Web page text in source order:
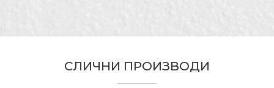
Димензија
166mm
СЛИЧНИ ПРОИЗВОДИ